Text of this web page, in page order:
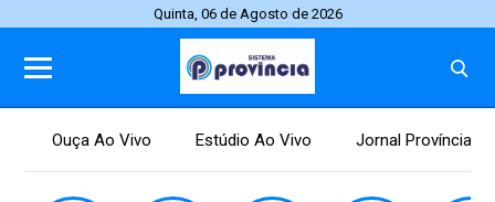
Quinta, 06 de Agosto de 2026
Ouça Ao Vivo Estúdio Ao Vivo Jornal Província